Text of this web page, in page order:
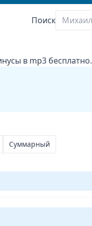
Поиск
в mp3 бесплатно.
Суммарный